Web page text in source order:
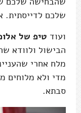
שלכם לדייסתית.
ועוד טיפ של
הבישול ולוודא
מלח אחרי
מדי ולא מלוחים
סבתא.